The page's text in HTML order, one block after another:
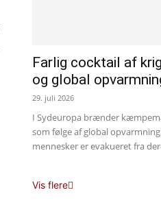
Farlig cocktail af
og global
29. juli 2026
I Sydeuropa brænder
som følge af global
mennesker er evakueret fra
Vis flere